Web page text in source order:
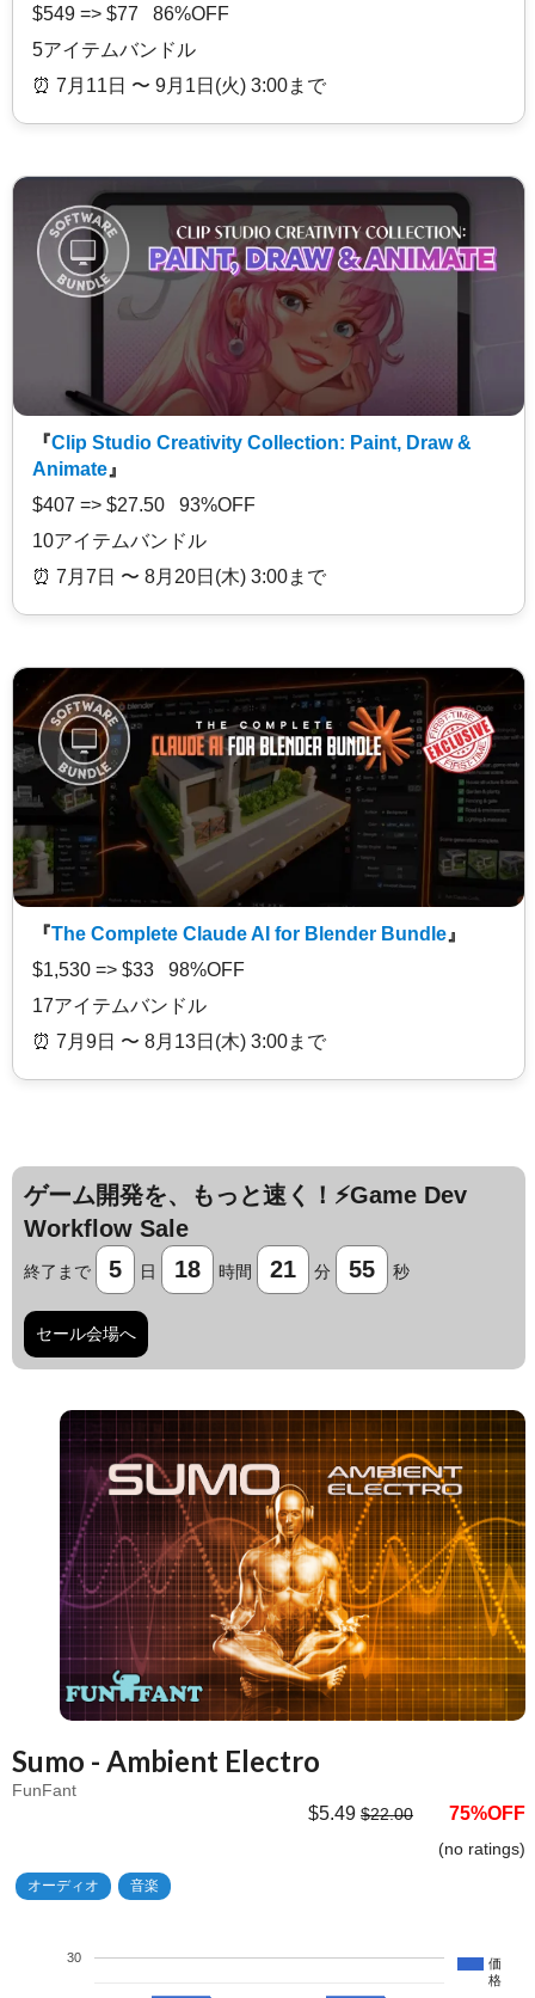
$549 => $77 86%OFF
5アイテムバンドル
⏰️ 7月11日 〜 9月1日(火) 3:00まで
『Clip Studio Creativity Collection: Paint, Draw &
Animate 』
$407 => $27.50 93%OFF
10アイテムバンドル
⏰️ 7月7日 〜 8月20日(木) 3:00まで
『The Complete Claude AI for Blender Bundle 』
$1,530 => $33 98%OFF
17アイテムバンドル
⏰️ 7月9日 〜 8月13日(木) 3:00まで
ゲーム開発を、もっと速く！⚡️Game Dev
Workflow Sale
終了まで 5 日 18 時間 21 分 54 秒
セール会場へ
Sumo - Ambient Electro
FunFant
$5.49 $22.00 75%OFF
(no ratings)
オーディオ 音楽
価
格
30